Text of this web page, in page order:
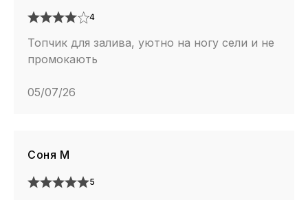
4
Топчик для залива, уютно на ногу сели и не
промокають
05/07/26
Соня М
5